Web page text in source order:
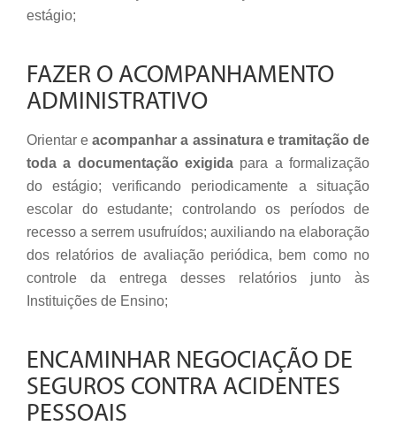
estágio;
FAZER O ACOMPANHAMENTO
ADMINISTRATIVO
Orientar eacompanhar a assinatura e tramitação de
toda a documentação exigida para a formalização
do estágio; verificando periodicamente a situação
escolar do estudante; controlando os períodos de
recesso a serrem usufruídos; auxiliando na elaboração
dos relatórios de avaliação periódica, bem como no
controle da entrega desses relatórios junto às
Instituições de Ensino;
ENCAMINHAR NEGOCIAÇÃO DE
SEGUROS CONTRA ACIDENTES
PESSOAIS